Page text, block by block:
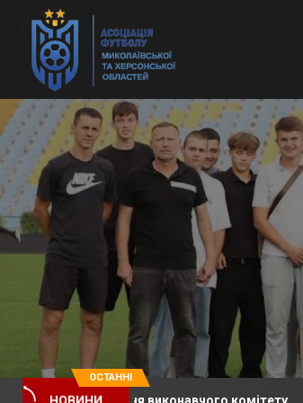
ОСТАННІ
засідання виконавчого комітету